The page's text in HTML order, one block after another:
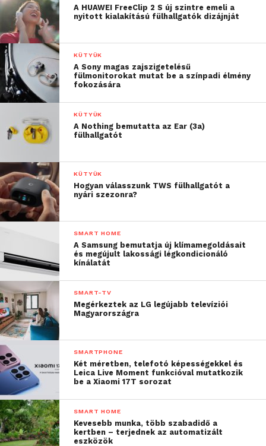
Elérkezett a Galaxy kamerák evolúciójának
következő korszaka: egy letisztult élmény, amelynek
alapjául a Samsung Electronics legminőségibb
Galaxy kamerarendszere szolgál.
A mobiltelefonok túllépnek az egyszerű rögzítésen,
és a legújabb Galaxy AI[ii]-élmények egyetlen
intuitív felületen egyesítik a felvételkészítés és -
szerkesztés, valamint a megosztás kreatív funkcióit.
Az eredmény egy zökkenőmentes élmény és egy
gördülékenyebb alkotási folyamat, amelyhez nem
szükséges váltogatni az alkalmazások között és
nincs szükség összetett vezérlésre sem. A
felhasználók így gyorsabban, egyszerűbben és
természetesebben fejezhetik ki a kreativitásukat.
A HUAWEI FreeClip 2 S új szintre emeli a
nyitott kialakítású fülhallgatók dizájnját
KÜTYÜK
A Sony magas zajszigetelésű
fülmonitorokat mutat be a színpadi élmény
fokozására
KÜTYÜK
A Nothing bemutatta az Ear (3a)
fülhallgatót
KÜTYÜK
Hogyan válasszunk TWS fülhallgatót a
nyári szezonra?
SMART HOME
A Samsung bemutatja új klímamegoldásait
és megújult lakossági légkondicionáló
kínálatát
SMART-TV
Megérkeztek az LG legújabb televíziói
Magyarországra
SMARTPHONE
Két méretben, telefotó képességekkel és
Leica Live Moment funkcióval mutatkozik
be a Xiaomi 17T sorozat
SMART HOME
Kevesebb munka, több szabadidő a
kertben – terjednek az automatizált
eszközök